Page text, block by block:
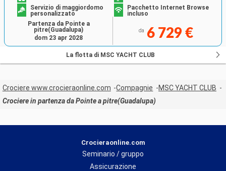
Servizio di maggiordomo
personalizzato
Pacchetto Internet Browse
incluso
da 6 729 €
Partenza da Pointe a
pitre(Guadalupa)
dom 23 apr 2028
La flotta di MSC YACHT CLUB
Crociere www.crocieraonline.com Compagnie
MSC YACHT CLUB
Crociere in partenza da Pointe a pitre(Guadalupa)
Crocieraonline.com
Seminario / gruppo
Assicurazione